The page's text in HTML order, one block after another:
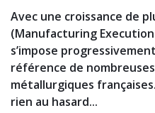
Avec une croissance de
(Manufacturing
s’impose
référence de
métallurgiques
rien au hasard...